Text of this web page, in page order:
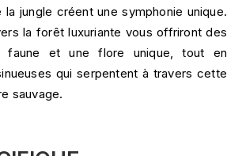
jungle créent une symphonie unique.
la forêt luxuriante vous offriront des
faune et une flore unique, tout en
qui serpentent à travers cette
sauvage.